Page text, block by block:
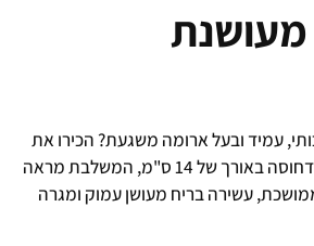
עמיד ובעל ארומה משגעת? הכירו את
! עצם בקר דחוסה באורך של 14 ס"מ, המשלבת מראה
ממושכת, עשירה בריח מעושן עמוק ומגרה